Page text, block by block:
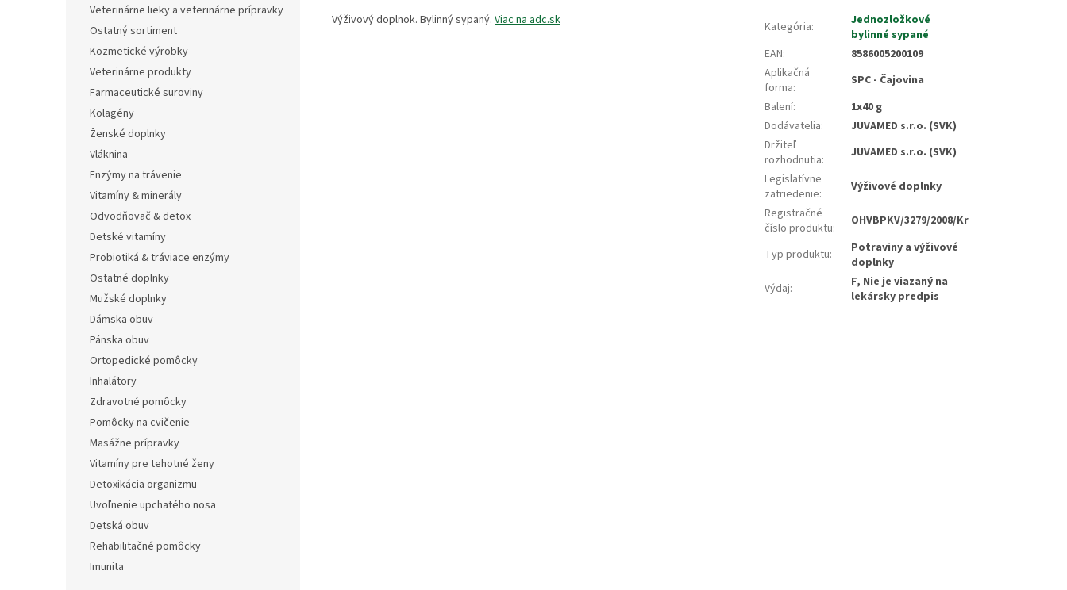
Veterinárne lieky a veterinárne prípravky
Ostatný sortiment
Kozmetické výrobky
Veterinárne produkty
Farmaceutické suroviny
Kolagény
Ženské doplnky
Vláknina
Enzýmy na trávenie
Vitamíny & minerály
Odvodňovač & detox
Detské vitamíny
Probiotiká & tráviace enzýmy
Ostatné doplnky
Mužské doplnky
Dámska obuv
Pánska obuv
Ortopedické pomôcky
Inhalátory
Zdravotné pomôcky
Pomôcky na cvičenie
Masážne prípravky
Vitamíny pre tehotné ženy
Detoxikácia organizmu
Uvoľnenie upchatého nosa
Detská obuv
Rehabilitačné pomôcky
Imunita
Výživový doplnok. Bylinný sypaný. Viac na adc.sk Kategória:
Jednozložkové
bylinné sypané
EAN:
8586005200109
Aplikačná
forma:
SPC - Čajovina
Balení:
1x40 g
Dodávatelia:
JUVAMED s.r.o. (SVK)
Držiteľ
rozhodnutia:
JUVAMED s.r.o. (SVK)
Legislatívne
zatriedenie:
Výživové doplnky
Registračné
číslo produktu: OHVBPKV/3279/2008/Kr
Typ produktu:
Potraviny a výživové
doplnky
Výdaj:
F, Nie je viazaný na
lekársky predpis